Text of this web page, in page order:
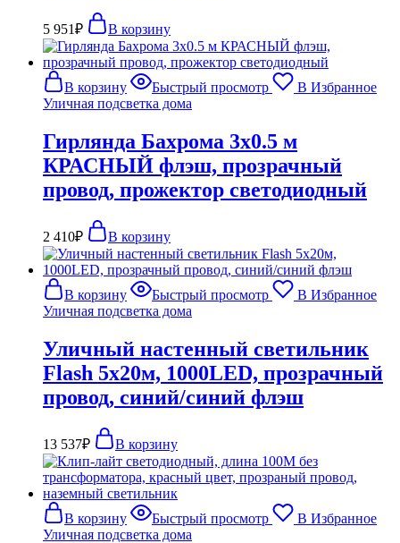
5 951₽ В корзину
В корзину Быстрый просмотр
В Избранное
Уличная подсветка дома
Гирлянда Бахрома 3х0.5 м
КРАСНЫЙ флэш, прозрачный
провод, прожектор светодиодный
2 410₽ В корзину
В корзину Быстрый просмотр
В Избранное
Уличная подсветка дома
Уличный настенный светильник
Flash 5х20м, 1000LED, прозрачный
провод, синий/синий флэш
13 537₽ В корзину
В корзину Быстрый просмотр
В Избранное
Уличная подсветка дома